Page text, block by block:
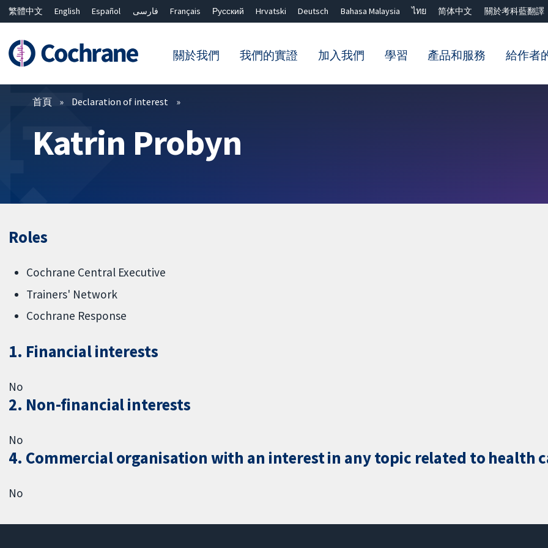
繁體中文 English Español فارسی Français Русский Hrvatski Deutsch Bahasa Malaysia ไทย 简体中文 關於考科藍翻譯
關於我們 我們的實證 加入我們 學習 產品和服務 給作者
篩選條件
首頁 Declaration of interest
Katrin Probyn
Roles
Cochrane Central Executive
Trainers' Network
Cochrane Response
1. Financial interests
No
2. Non-financial interests
No
4. Commercial organisation with an interest in any topic related to health
No